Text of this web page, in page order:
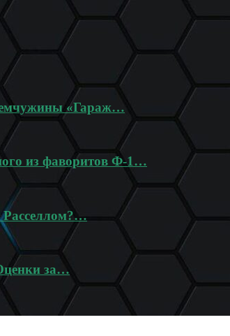
«Гараж…
из фаворитов Ф-1…
Расселлом?…
за…